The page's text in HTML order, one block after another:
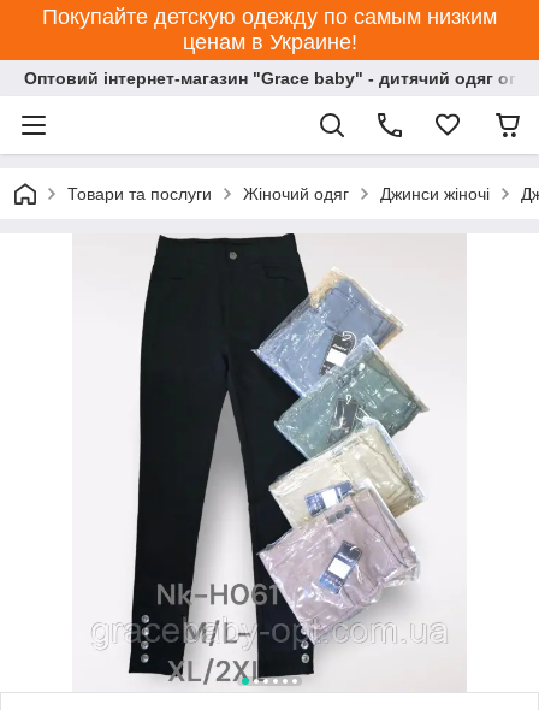
Покупайте детскую одежду по самым низким
ценам в Украине!
Оптовий інтернет-магазин "Grace baby" - дитячий одяг
Товари та послуги Жіночий одяг Джинси жіночі